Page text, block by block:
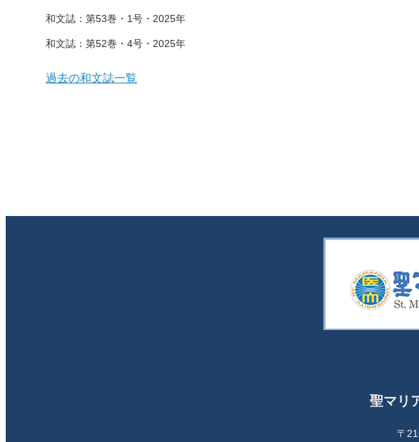
和文誌：第53巻・1号・2025年
和文誌：第52巻・4号・2025年
過去の和文誌一覧
聖マリ
〒